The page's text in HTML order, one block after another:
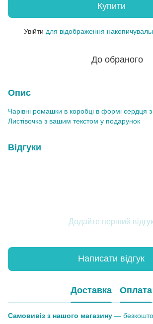
Купити
Увійти для відображення
До обраного
Опис
Чарівні ромашки в коробці в формі сердця з
Листівочка з вашим текстом у подарунок
Відгуки
Додайте перший
Написати відгук
Доставка Оплата
Самовивіз з нашого магазину —